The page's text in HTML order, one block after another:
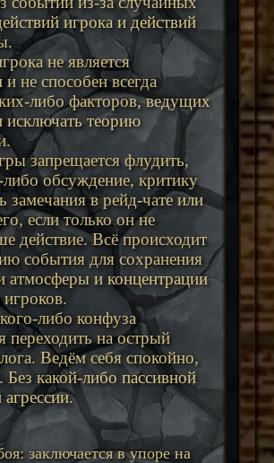
игрока и действий
не является
не способен всегда
либо факторов, ведущих
исключать теорию
запрещается флудить,
либо обсуждение, критику
замечания в рейд-чате или
если только он не
действие. Всё происходит
события для сохранения
атмосферы и концентрации
либо конфуза
переходить на острый
Ведём себя спокойно,
Без какой-либо пассивной
заключается в упоре на